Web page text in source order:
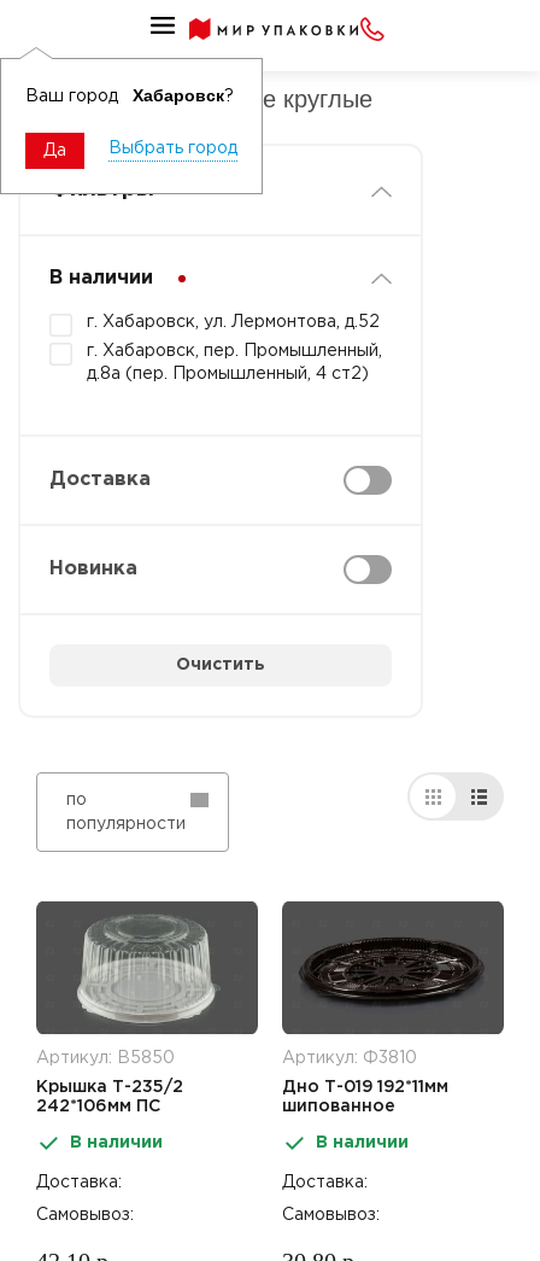
Ваш город Хабаровск?
Да Выбрать город
Тортницы пластиковые круглые
Фильтры
В наличии
г. Хабаровск, ул. Лермонтова, д.52
г. Хабаровск, пер. Промышленный,
д.8а (пер. Промышленный, 4 ст2)
Доставка
Новинка
Очистить
по
популярности
Артикул: В5850
Крышка Т-235/2
242*106мм ПС
В наличии
Доставка:
Самовывоз:
Артикул: Ф3810
Дно Т-019 192*11мм
шипованное
В наличии
Доставка:
Самовывоз: